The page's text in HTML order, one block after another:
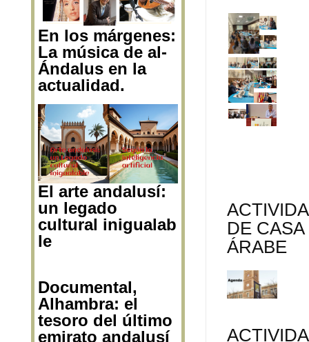
En los márgenes:
La música de al-
Ándalus en la
actualidad.
El arte andalusí:
un legado
cultural inigualab
le
Documental,
Alhambra: el
tesoro del último
emirato andalusí
DE CASA
ÁRABE